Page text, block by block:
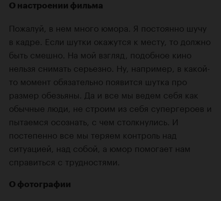
О настроении фильма
Пожалуй, в нем много юмора. Я постоянно шучу
в кадре. Если шутки окажутся к месту, то должно
быть смешно. На мой взгляд, подобное кино
нельзя снимать серьезно. Ну, например, в какой-
то момент обязательно появится шутка про
размер обезьяны. Да и все мы ведем себя как
обычные люди, не строим из себя супергероев и
пытаемся осознать, с чем столкнулись. И
постепенно все мы теряем контроль над
ситуацией, над собой, а юмор помогает нам
справиться с трудностями.
О фотографии